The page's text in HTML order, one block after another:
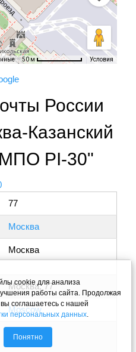
50 м Условия
России
Казанский
PI-30"
77
Москва
Москва
Москва, 77
Moscow
Moscow
cookie для анализа
работы сайта. Продолжая
вы соглашаетесь с нашей
персональных данных.
Понятно